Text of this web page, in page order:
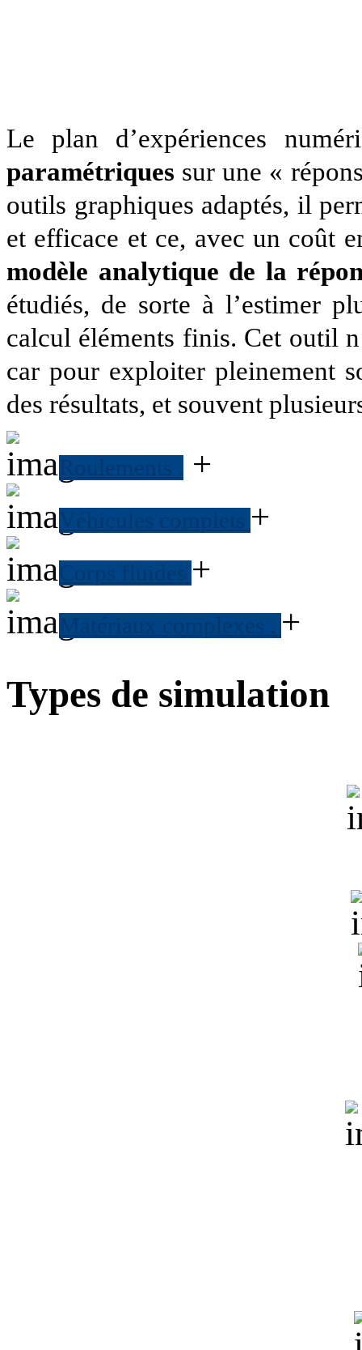
Le plan d’expériences
paramétriques sur une «
outils graphiques adaptés, il
et efficace et ce, avec un coût
modèle analytique de la
étudiés, de sorte à l’estimer
calcul éléments finis. Cet outil
car pour exploiter pleinement
des résultats, et souvent
Roulements . +
Véhicules complets +
Corps fluides +
Matériaux complexes . +
Types de simulation